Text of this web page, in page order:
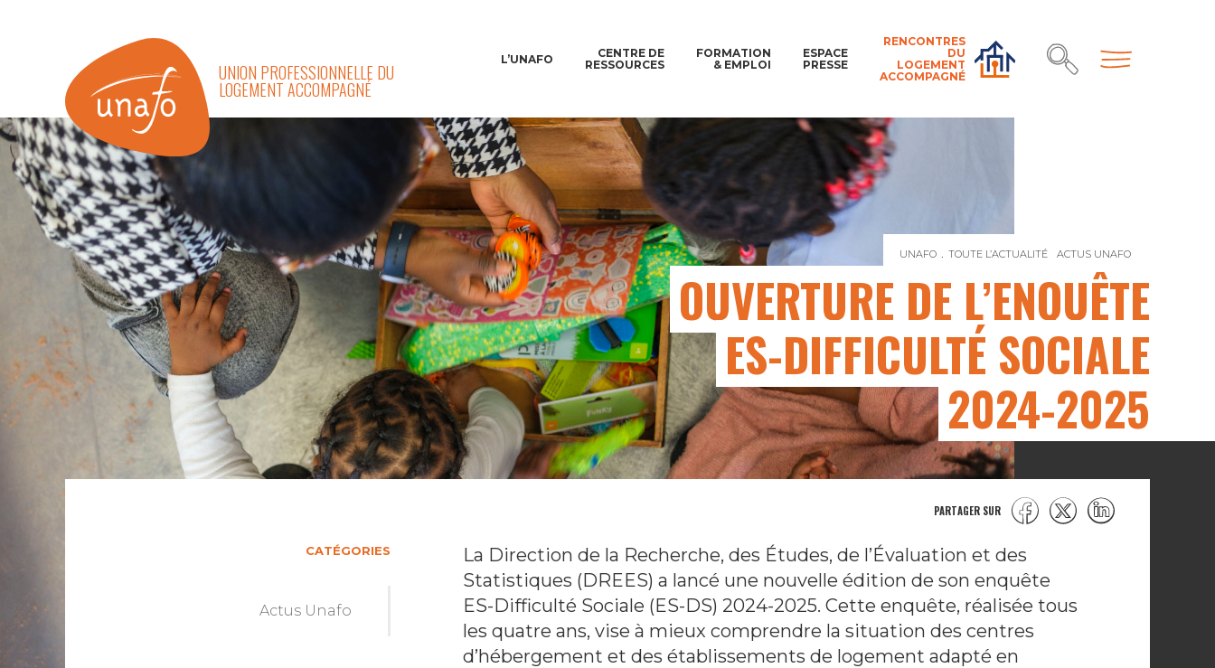
UNION PROFESSIONNELLE DU
LOGEMENT ACCOMPAGNÉ
L’UNAFO
CENTRE DE
RESSOURCES
FORMATION
& EMPLOI
ESPACE
PRESSE
RENCONTRES
DU
LOGEMENT
ACCOMPAGNÉ
UNAFO TOUTE L’ACTUALITÉ
ACTUS UNAFO
OUVERTURE DE L’ENQUÊTE
ES-DIFFICULTÉ SOCIALE
2024-2025
CATÉGORIES
Actus Unafo
PARTAGER SUR
La Direction de la Recherche, des Études, de l’Évaluation et des
Statistiques (DREES) a lancé une nouvelle édition de son enquête
ES-Difficulté Sociale (ES-DS) 2024-2025. Cette enquête, réalisée tous
les quatre ans, vise à mieux comprendre la situation des centres
d’hébergement et des établissements de logement adapté en